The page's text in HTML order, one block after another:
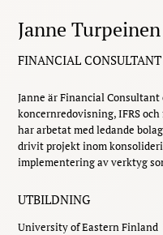
Janne Turpeinen
FINANCIAL CONSULTANT
Janne är Financial
koncernredovisning, IFRS
har arbetat med ledande
drivit projekt inom
implementering av verktyg
UTBILDNING
University of Eastern Finland